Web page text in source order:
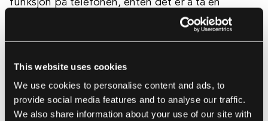
This website uses cookies
We use cookies to personalise content and ads, to
provide social media features and to analyse our traffic.
We also share information about your use of our site with
funksjon på telefonen, enten det er å ta en
samtale, lese en melding, sjekke den veldig viktige
minutt på å gå tilbake inn (du vil motta en varsling
fra Forest om at treet ditt er i ferd med å dø).